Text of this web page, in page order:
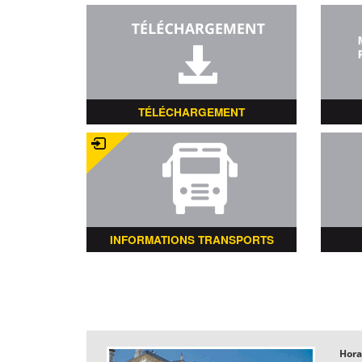
TÉLÉCHARGEMENT
INFORMATIONS TRANSPORTS